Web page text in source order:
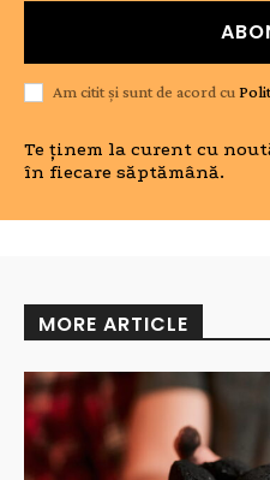
Am citit și sunt de acord cu
Te ținem la curent cu
în fiecare săptămână.
MORE ARTICLE